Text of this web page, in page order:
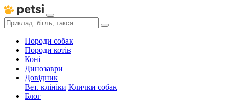
Породи собак
Породи котів
Коні
Динозаври
Довідник
Вет. клініки Клички собак
Блог